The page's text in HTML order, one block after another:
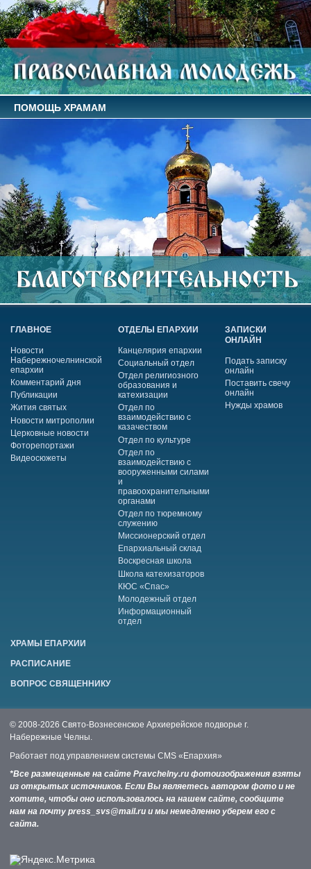
ПОМОЩЬ ХРАМАМ
ГЛАВНОЕ
Новости
Набережночелнинской
епархии
Комментарий дня
Публикации
Жития святых
Новости митрополии
Церковные новости
Фоторепортажи
Видеосюжеты
ОТДЕЛЫ ЕПАРХИИ
Канцелярия епархии
Социальный отдел
Отдел религиозного
образования и
катехизации
Отдел по
взаимодействию с
казачеством
Отдел по культуре
Отдел по
взаимодействию с
вооруженными силами
и
правоохранительными
органами
Отдел по тюремному
служению
Миссионерский отдел
Епархиальный склад
Воскресная школа
Школа катехизаторов
КЮС «Спас»
Молодежный отдел
Информационный
отдел
ЗАПИСКИ
ОНЛАЙН
Подать записку
онлайн
Поставить свечу
онлайн
Нужды храмов
ХРАМЫ ЕПАРХИИ
РАСПИСАНИЕ
ВОПРОС СВЯЩЕННИКУ
© 2008-2026 Свято-Вознесенское Архиерейское подворье г.
Набережные Челны.
Работает под управлением системы CMS «Епархия»
*Все размещенные на сайте Pravchelny.ru фотоизображения взяты
из открытых источников. Если Вы являетесь автором фото и не
хотите, чтобы оно использовалось на нашем сайте, сообщите
нам на почту press_svs@mail.ru и мы немедленно уберем его с
сайта.